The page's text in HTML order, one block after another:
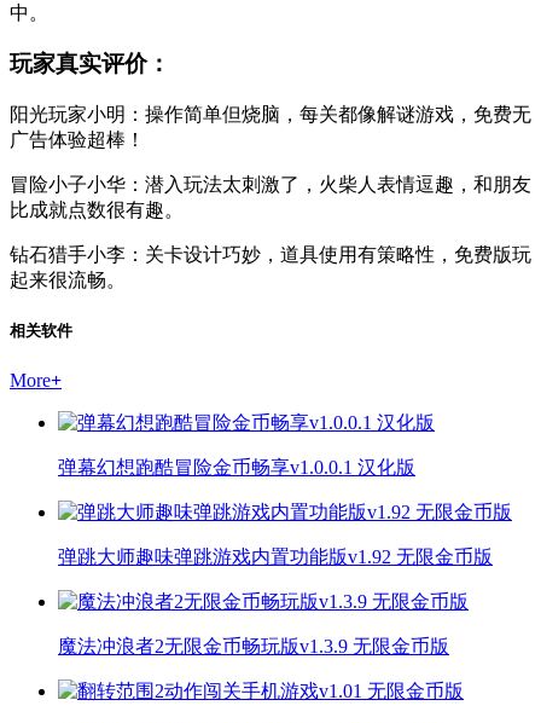
中。
玩家真实评价：
阳光玩家小明：操作简单但烧脑，每关都像解谜游戏，免费无
广告体验超棒！
冒险小子小华：潜入玩法太刺激了，火柴人表情逗趣，和朋友
比成就点数很有趣。
钻石猎手小李：关卡设计巧妙，道具使用有策略性，免费版玩
起来很流畅。
相关软件
More+
弹幕幻想跑酷冒险金币畅享v1.0.0.1 汉化版
弹跳大师趣味弹跳游戏内置功能版v1.92 无限金币版
魔法冲浪者2无限金币畅玩版v1.3.9 无限金币版